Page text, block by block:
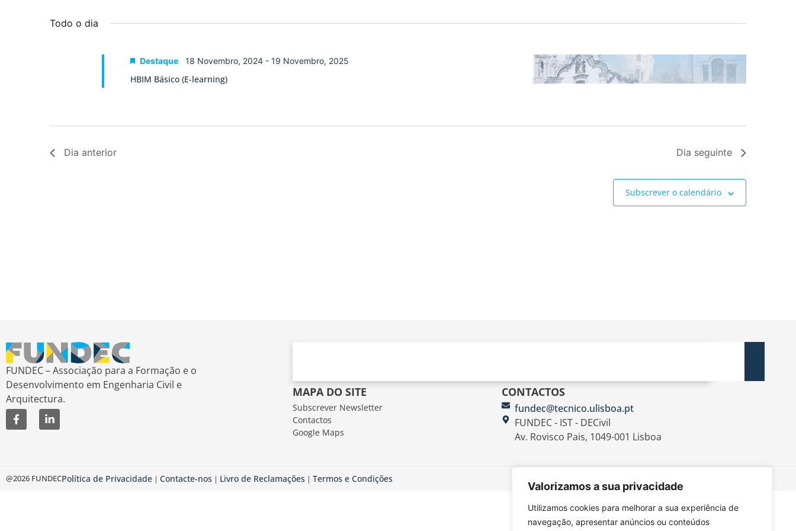
Valorizamos a sua privacidade
Utilizamos cookies para melhorar a sua experiência de
navegação, apresentar anúncios ou conteúdos
visualização
Eventos
data.
Todo o dia
HBIM Básico (E-learning)
Destaque 18 Novembro, 2024- 19 Novembro, 2025
Dia anterior Dia seguinte
Subscrever o calendário
FUNDEC – Associação para a Formação e o
Desenvolvimento em Engenharia Civil e
Arquitectura.
MAPA DO SITE
Subscrever Newsletter
Contactos
Google Maps
CONTACTOS
fundec@tecnico.ulisboa.pt
FUNDEC - IST - DECivil
Av. Rovisco Pais, 1049-001 Lisboa
@2026 FUNDECPolítica de Privacidade | Contacte-nos | Livro de Reclamações | Termos e Condições